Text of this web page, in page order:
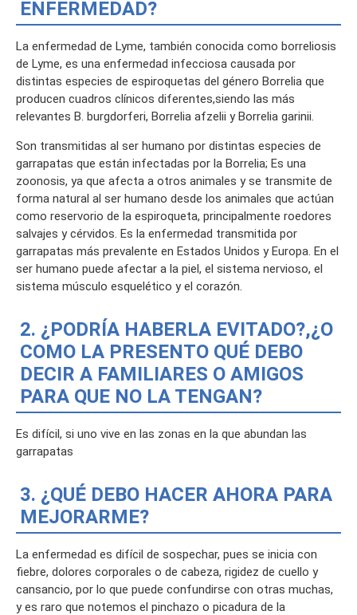
ENFERMEDAD?
La enfermedad de Lyme, también conocida como borreliosis
de Lyme, es una enfermedad infecciosa causada por
distintas especies de espiroquetas del género Borrelia que
producen cuadros clínicos diferentes,siendo las más
relevantes B. burgdorferi, Borrelia afzelii y Borrelia garinii.
Son transmitidas al ser humano por distintas especies de
garrapatas que están infectadas por la Borrelia; Es una
zoonosis, ya que afecta a otros animales y se transmite de
forma natural al ser humano desde los animales que actúan
como reservorio de la espiroqueta, principalmente roedores
salvajes y cérvidos. Es la enfermedad transmitida por
garrapatas más prevalente en Estados Unidos y Europa. En el
ser humano puede afectar a la piel, el sistema nervioso, el
sistema músculo esquelético y el corazón.
2. ¿PODRÍA HABERLA EVITADO?,¿O
COMO LA PRESENTO QUÉ DEBO
DECIR A FAMILIARES O AMIGOS
PARA QUE NO LA TENGAN?
Es difícil, si uno vive en las zonas en la que abundan las
garrapatas
3. ¿QUÉ DEBO HACER AHORA PARA
MEJORARME?
La enfermedad es difícil de sospechar, pues se inicia con
fiebre, dolores corporales o de cabeza, rigidez de cuello y
cansancio, por lo que puede confundirse con otras muchas,
y es raro que notemos el pinchazo o picadura de la